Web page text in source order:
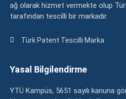
ağ olarak hizmet vermekte olup
tarafından tescilli bir markadır.
Türk Patent Tescilli Marka
Yasal Bilgilendirme
YTÜ Kampüs, 5651 sayılı kanuna